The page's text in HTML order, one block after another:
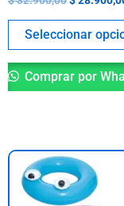
Seleccionar
Comprar por
Original
price
was:
$ 29.700,00.